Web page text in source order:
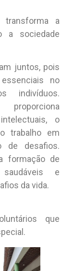
transforma a
a sociedade
juntos, pois
no
indivíduos.
o
trabalho em
de desafios.
formação de
e
da vida.
que